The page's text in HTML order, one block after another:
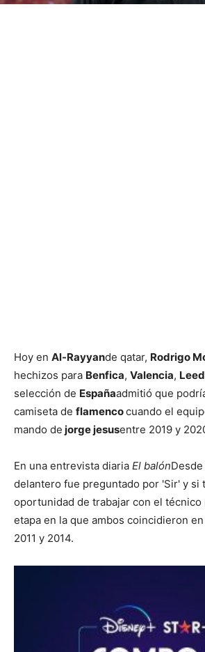
Hoy en Al-Rayyande qatar, Rodrigo
hechizos para Benfica, Valencia,
selección de Españaadmitió que
camiseta de flamencocuando el
mando de jorge jesusentre 2019 y
En una entrevista diaria El balón
delantero fue preguntado por 'Sir' y si
oportunidad de trabajar con el técnico
etapa en la que ambos coincidieron
2011 y 2014.